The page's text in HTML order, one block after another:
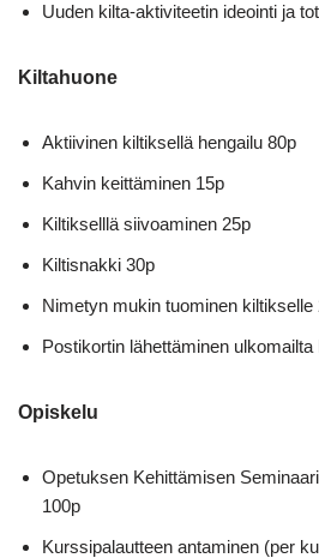
Uuden kilta-aktiviteetin ideointi ja
Kiltahuone
Aktiivinen kiltiksellä hengailu 80p
Kahvin keittäminen 15p
Kiltikselllä siivoaminen 25p
Kiltisnakki 30p
Nimetyn mukin tuominen kiltikselle
Postikortin lähettäminen ulkomailta
Opiskelu
Opetuksen Kehittämisen
100p
Kurssipalautteen antaminen (per